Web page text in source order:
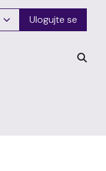
Ulogujte se